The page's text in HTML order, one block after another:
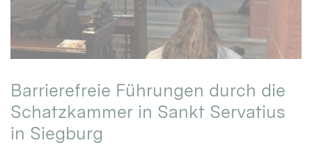
Barrierefreie Führungen durch die
Schatzkammer in Sankt Servatius
in Siegburg